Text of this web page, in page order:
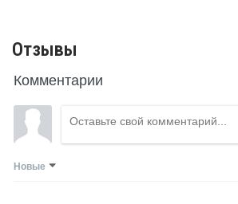
Отзывы
Комментарии
Новые